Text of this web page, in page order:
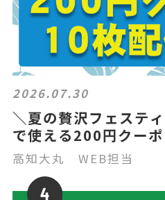
2026.07.30
＼夏の贅沢フェステ
で使える200円クー
高知大丸 WEB担当